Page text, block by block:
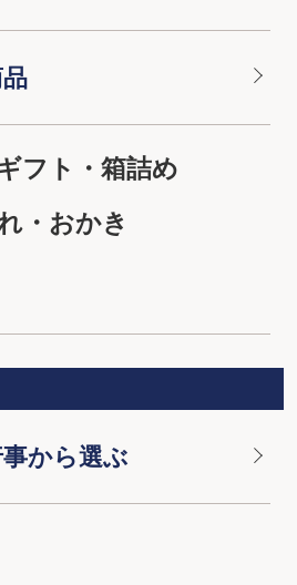
フト・箱詰め
・おかき
から選ぶ